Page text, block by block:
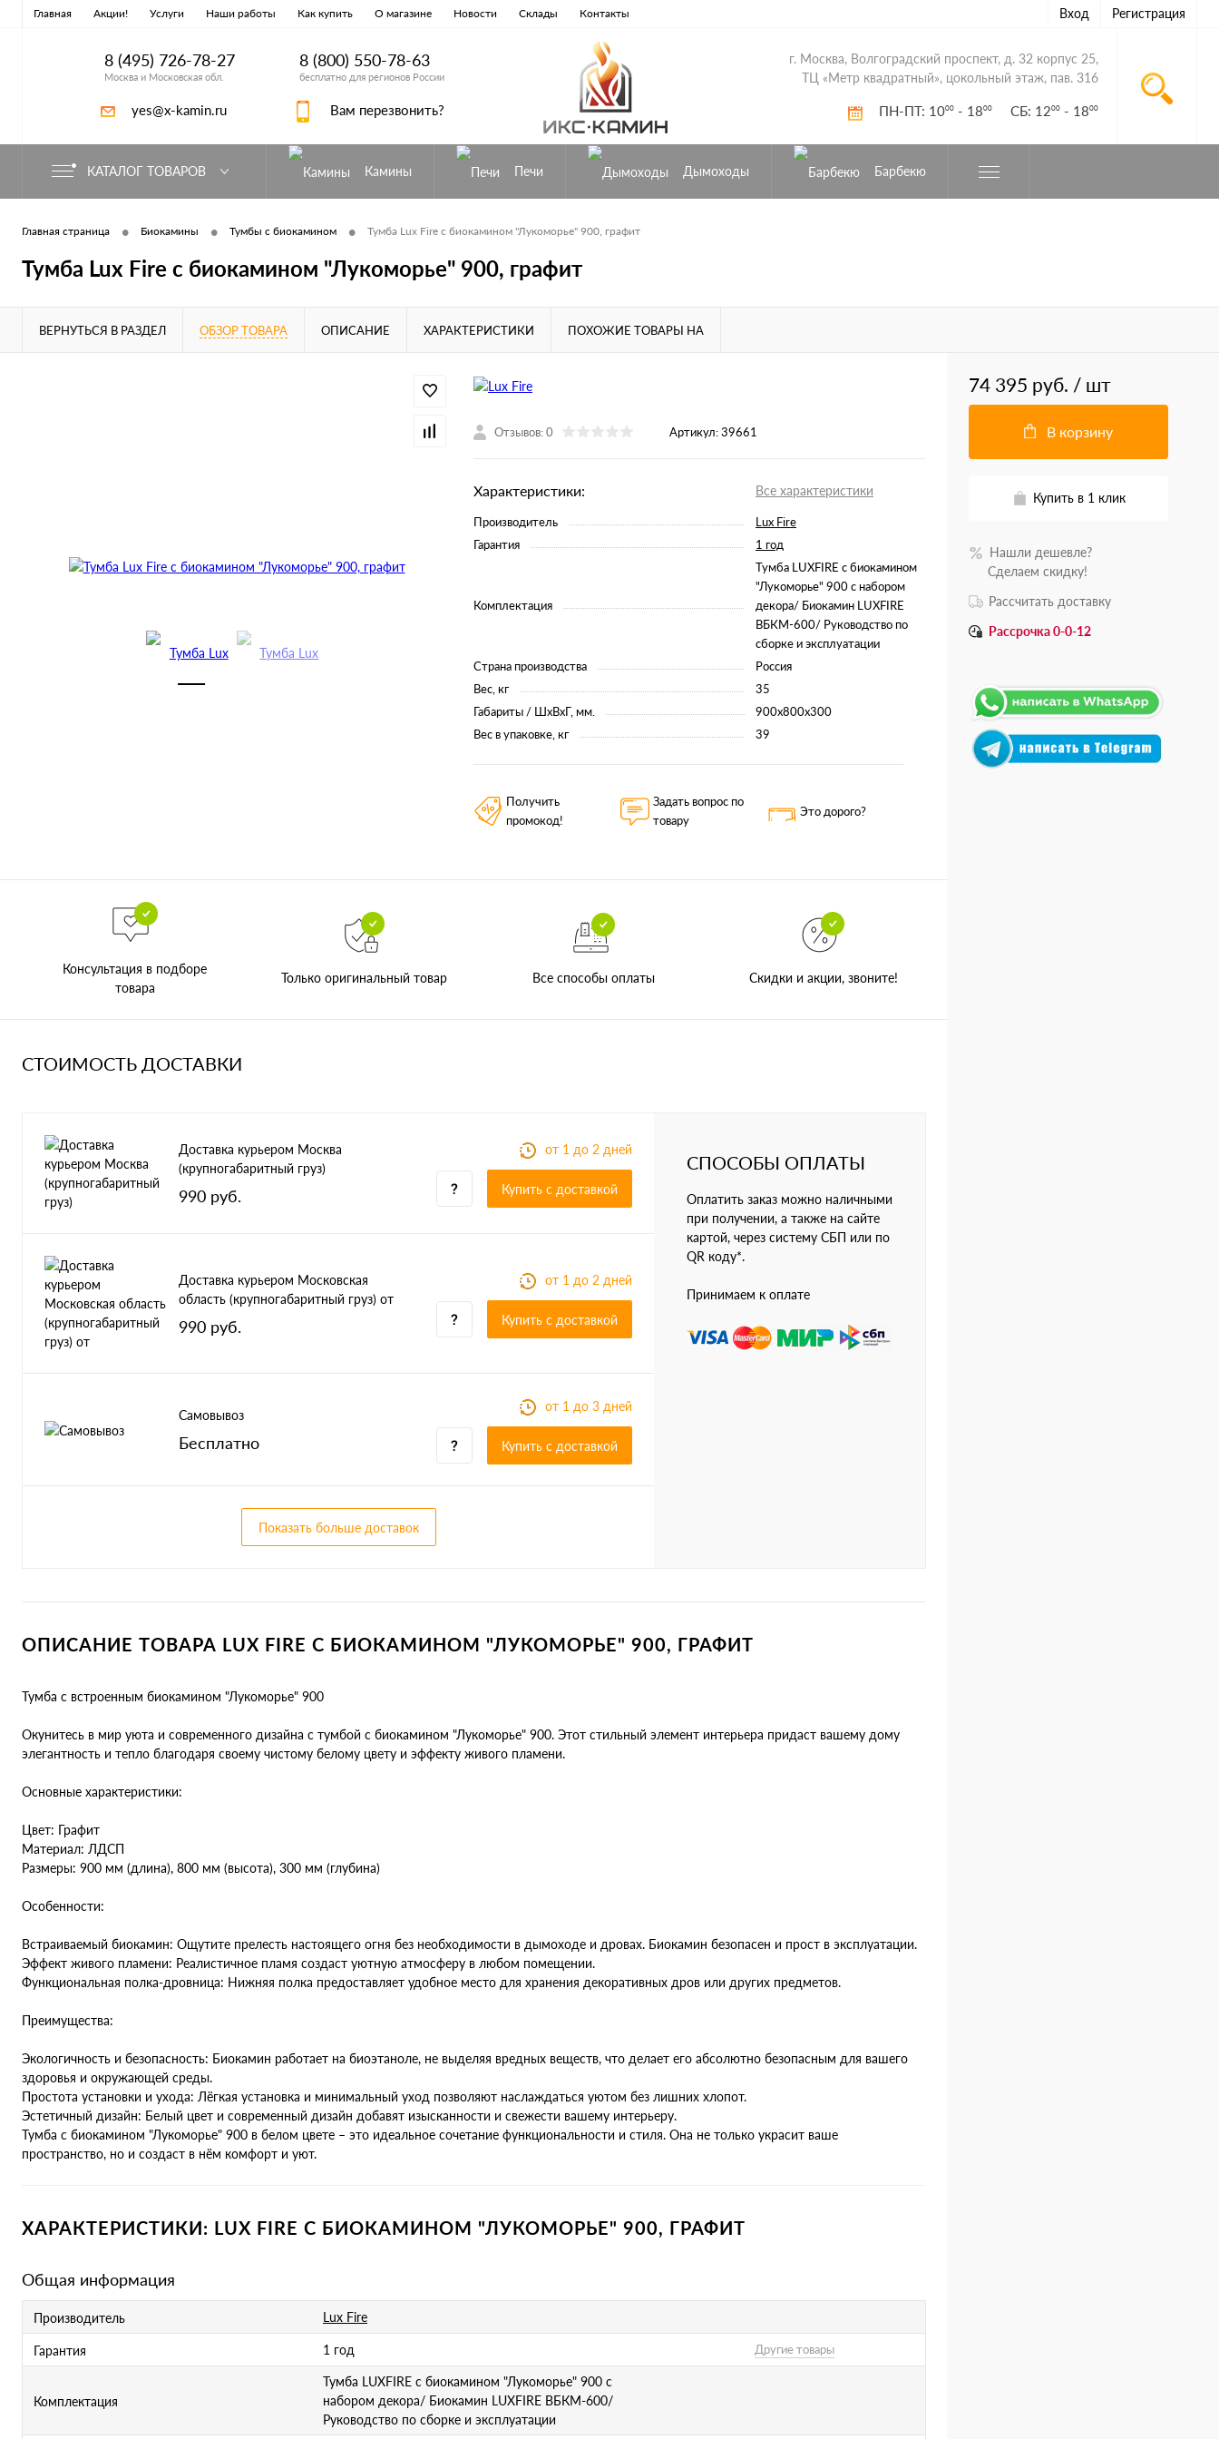
Главная Акции! Услуги Наши работы Как купить О магазине Новости Склады Контакты Вход Регистрация
8 (495) 726-78-27
Москва и Московская обл.
yes@x-kamin.ru
8 (800) 550-78-63
бесплатно для регионов России
Вам перезвонить?
г. Москва, Волгоградский проспект, д. 32 корпус 25,
ТЦ «Метр квадратный», цокольный этаж, пав. 316
ПН-ПТ: 1000 - 1800 СБ: 1200 - 1800
КАТАЛОГ ТОВАРОВ Камины Печи Дымоходы Барбекю
Главная страница • Биокамины • Тумбы с биокамином • Тумба Lux Fire с биокамином "Лукоморье" 900, графит
Тумба Lux Fire с биокамином "Лукоморье" 900, графит
ВЕРНУТЬСЯ В РАЗДЕЛ ОБЗОР ТОВАРА ОПИСАНИЕ ХАРАКТЕРИСТИКИ ПОХОЖИЕ ТОВАРЫ НА
Отзывов: 0 Артикул:39661
Характеристики: Все характеристики
Производитель
Lux Fire
Гарантия
1 год
Комплектация
Тумба LUXFIRE с биокамином
"Лукоморье" 900 с набором
декора/ Биокамин LUXFIRE
ВБКМ-600/ Руководство по
сборке и эксплуатации
Страна производства
Россия
Вес, кг
35
Габариты / ШхВхГ, мм.
900х800х300
Вес в упаковке, кг
39
Получить
промокод!
Задать вопрос по
товару
Это дорого?
Консультация в подборе
товара
Только оригинальный товар Все способы оплаты Скидки и акции, звоните!
СТОИМОСТЬ ДОСТАВКИ
Доставка курьером Москва
(крупногабаритный груз)
990 руб.
от 1 до 2 дней
Купить c доставкой
Доставка курьером Московская
область (крупногабаритный груз) от
990 руб.
от 1 до 2 дней
Купить c доставкой
Самовывоз
Бесплатно
от 1 до 3 дней
Купить c доставкой
Показать больше доставок
СПОСОБЫ ОПЛАТЫ
Оплатить заказ можно наличными
при получении, а также на сайте
картой, через систему СБП или по
QR коду*.
Принимаем к оплате
ОПИСАНИЕ ТОВАРА LUX FIRE С БИОКАМИНОМ "ЛУКОМОРЬЕ" 900, ГРАФИТ
Тумба с встроенным биокамином "Лукоморье" 900
Окунитесь в мир уюта и современного дизайна с тумбой с биокамином "Лукоморье" 900. Этот стильный элемент интерьера придаст вашему дому
элегантность и тепло благодаря своему чистому белому цвету и эффекту живого пламени.
Основные характеристики:
Цвет: Графит
Материал: ЛДСП
Размеры: 900 мм (длина), 800 мм (высота), 300 мм (глубина)
Особенности:
Встраиваемый биокамин: Ощутите прелесть настоящего огня без необходимости в дымоходе и дровах. Биокамин безопасен и прост в эксплуатации.
Эффект живого пламени: Реалистичное пламя создаст уютную атмосферу в любом помещении.
Функциональная полка-дровница: Нижняя полка предоставляет удобное место для хранения декоративных дров или других предметов.
Преимущества:
Экологичность и безопасность: Биокамин работает на биоэтаноле, не выделяя вредных веществ, что делает его абсолютно безопасным для вашего
здоровья и окружающей среды.
Простота установки и ухода: Лёгкая установка и минимальный уход позволяют наслаждаться уютом без лишних хлопот.
Эстетичный дизайн: Белый цвет и современный дизайн добавят изысканности и свежести вашему интерьеру.
Тумба с биокамином "Лукоморье" 900 в белом цвете – это идеальное сочетание функциональности и стиля. Она не только украсит ваше
пространство, но и создаст в нём комфорт и уют.
ХАРАКТЕРИСТИКИ: LUX FIRE С БИОКАМИНОМ "ЛУКОМОРЬЕ" 900, ГРАФИТ
Общая информация
Производитель Lux Fire
Гарантия 1 год Другие товары
Комплектация
Тумба LUXFIRE с биокамином "Лукоморье" 900 с
набором декора/ Биокамин LUXFIRE ВБКМ-600/
Руководство по сборке и эксплуатации
74 395 руб. / шт
В корзину
Купить в 1 клик
Нашли дешевле?
Сделаем скидку!
Рассчитать доставку
Рассрочка 0-0-12